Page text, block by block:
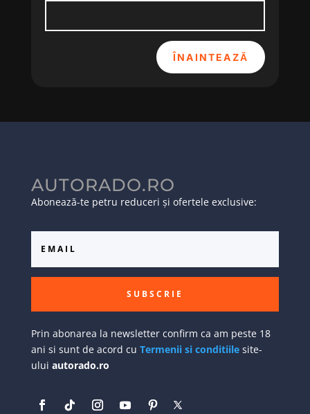
ÎNAINTEAZĂ
AUTORADO.RO
Abonează-te petru reduceri și ofertele exclusive:
SUBSCRIE
Prin abonarea la newsletter confirm ca am peste 18
ani si sunt de acord cu Termenii si conditiilesite-
ului autorado.ro